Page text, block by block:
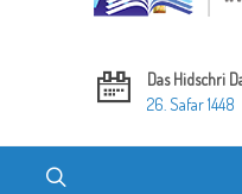
Das Hidschri
26. Safar 1448